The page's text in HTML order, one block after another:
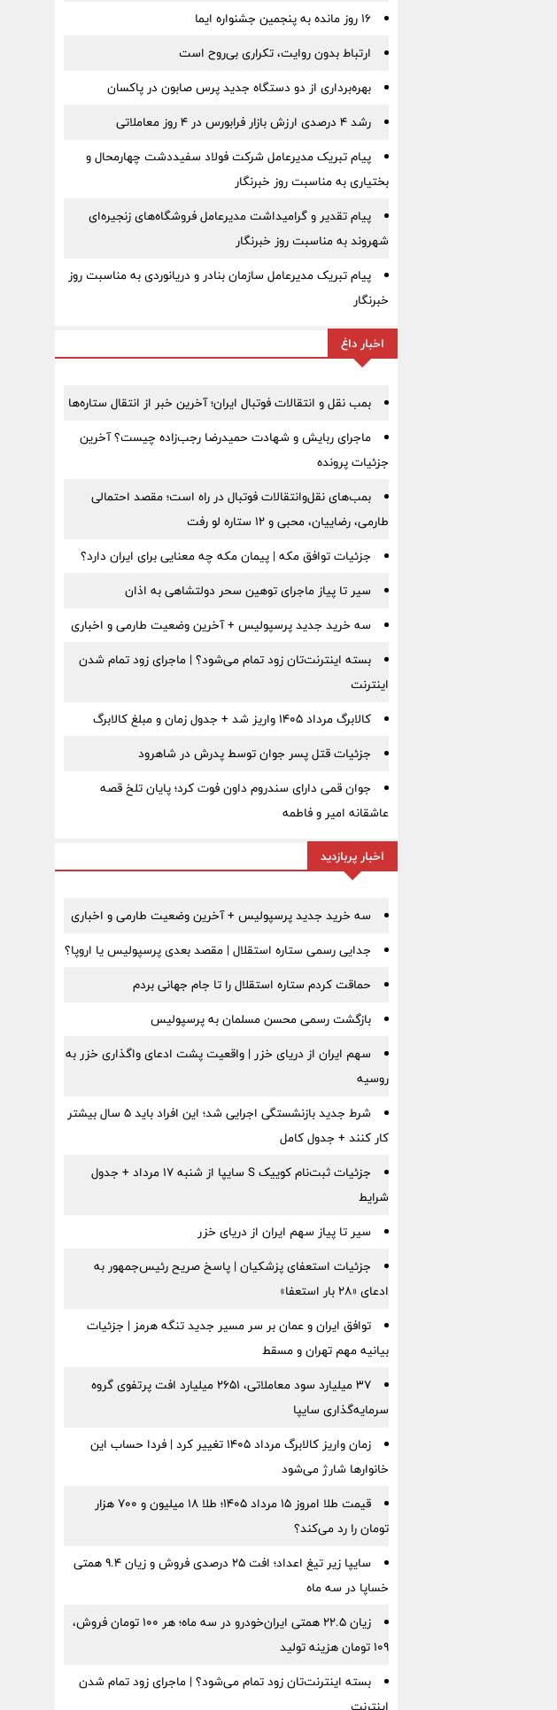
16 روز مانده به پنجمین جشنواره ایما
ارتباط بدون روایت، تکراری بی‌روح است
بهره‌برداری از دو دستگاه جدید پرس صابون در پاكسان
رشد ۴ درصدی ارزش بازار فرابورس در ۴ روز معاملاتی
پیام تبریک مدیرعامل شرکت فولاد سفیددشت چهارمحال و
بختیاری به مناسبت روز خبرنگار
پیام تقدیر و گرامیداشت مدیرعامل فروشگاه‌های زنجیره‌ای
شهروند به مناسبت روز خبرنگار
پیام تبریک مدیرعامل سازمان بنادر و دریانوردی به مناسبت روز
خبرنگار
اخبار داغ
بمب نقل‌ و انتقالات فوتبال ایران؛ آخرین خبر از انتقال ستاره‌ها
ماجرای ربایش و شهادت حمیدرضا رجب‌زاده چیست؟ آخرین
جزئیات پرونده
بمب‌های نقل‌وانتقالات فوتبال در راه است؛ مقصد احتمالی
طارمی، رضاییان، محبی و ۱۲ ستاره لو رفت
جزئیات توافق مکه | پیمان مکه چه معنایی برای ایران دارد؟
سیر تا پیاز ماجرای توهین سحر دولتشاهی به اذان
سه خرید جدید پرسپولیس + آخرین وضعیت طارمی و اخباری
بسته اینترنت‌تان زود تمام می‌شود؟ | ماجرای زود تمام شدن
اینترنت
کالابرگ مرداد ۱۴۰۵ واریز شد + جدول زمان و مبلغ کالابرگ
جزئیات قتل پسر جوان توسط پدرش در شاهرود
جوان قمی دارای سندروم داون فوت کرد؛ پایان تلخ قصه
عاشقانه امیر و فاطمه
اخبار پربازدید
سه خرید جدید پرسپولیس + آخرین وضعیت طارمی و اخباری
جدایی رسمی ستاره استقلال | مقصد بعدی پرسپولیس یا اروپا؟
حماقت کردم ستاره استقلال را تا جام جهانی بردم
بازگشت رسمی محسن مسلمان به پرسپولیس
سهم ایران از دریای خزر | واقعیت پشت ادعای واگذاری خزر به
روسیه
شرط جدید بازنشستگی اجرایی شد؛ این افراد باید ۵ سال بیشتر
کار کنند + جدول کامل
جزئیات ثبت‌نام کوییک S سایپا از شنبه ۱۷ مرداد + جدول
شرایط
سیر تا پیاز سهم ایران از دریای خزر
جزئیات استعفای پزشکیان | پاسخ صریح رئیس‌جمهور به
ادعای «۲۸ بار استعفا»
توافق ایران و عمان بر سر مسیر جدید تنگه هرمز | جزئیات
بیانیه مهم تهران و مسقط
۳۷ میلیارد سود معاملاتی، ۲۶۵۱ میلیارد افت پرتفوی گروه
سرمایه‌گذاری سایپا
زمان واریز کالابرگ مرداد ۱۴۰۵ تغییر کرد | فردا حساب این
خانوارها شارژ می‌شود
قیمت طلا امروز ۱۵ مرداد ۱۴۰۵؛ طلا ۱۸ میلیون و ۷۰۰ هزار
تومان را رد می‌کند؟
سایپا زیر تیغ اعداد؛ افت ۲۵ درصدی فروش و زیان ۹.۴ همتی
خساپا در سه ماه
زیان ۲۲.۵ همتی ایران‌خودرو در سه ماه؛ هر ۱۰۰ تومان فروش،
۱۰۹ تومان هزینه تولید
بسته اینترنت‌تان زود تمام می‌شود؟ | ماجرای زود تمام شدن